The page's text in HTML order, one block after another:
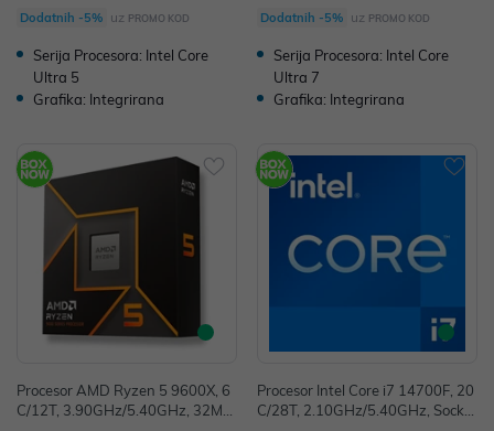
Dodatnih -5% uz PROMO KOD
Serija Procesora: Intel Core
Ultra 5
Grafika: Integrirana
Dodatnih -5% uz PROMO KOD
Serija Procesora: Intel Core
Ultra 7
Grafika: Integrirana
Procesor AMD Ryzen 5 9600X, 6
C/12T, 3.90GHz/5.40GHz, 32MB,
Procesor Intel Core i7 14700F, 20
C/28T, 2.10GHz/5.40GHz, Socket